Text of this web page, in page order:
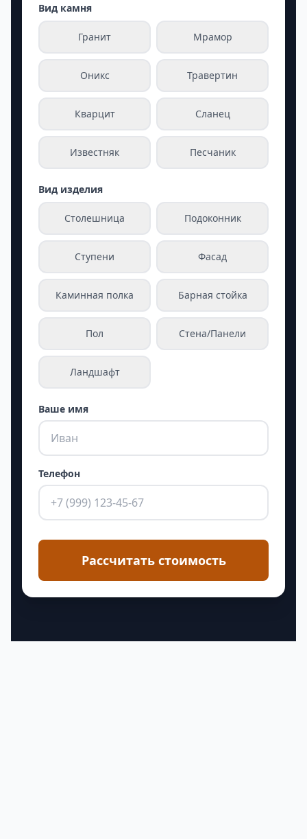
Вид камня
Гранит Мрамор
Оникс Травертин
Кварцит Сланец
Известняк Песчаник
Вид изделия
Столешница Подоконник
Ступени Фасад
Каминная полка Барная стойка
Пол Стена/Панели
Ландшафт
Ваше имя
Телефон
Рассчитать стоимость